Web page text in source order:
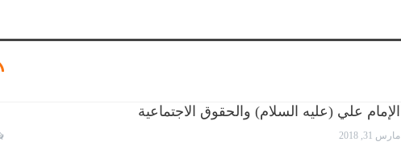
الإمام علي (عليه السلام) والحقوق الاجتماعية
مارس 31, 2018